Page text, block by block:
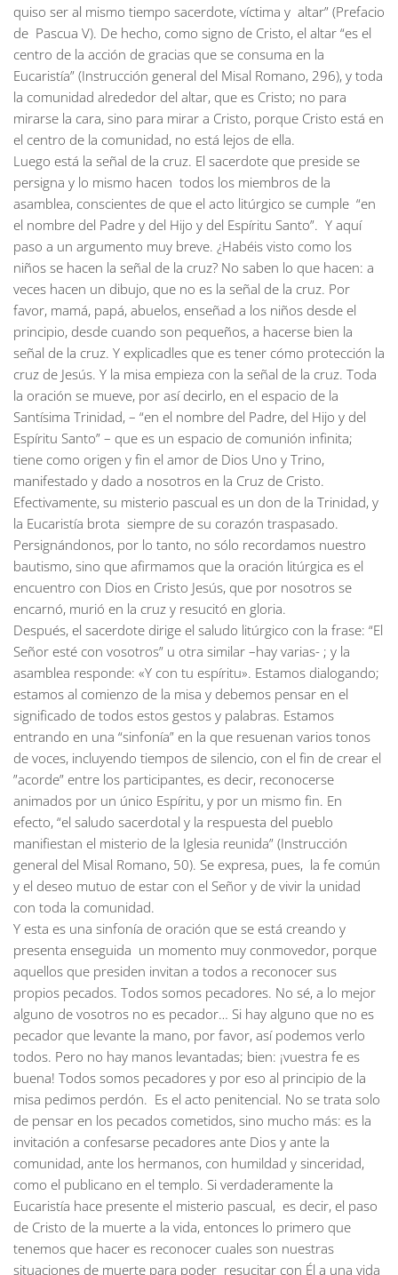
quiso ser al mismo tiempo sacerdote, víctima y altar” (Prefacio
de Pascua V). De hecho, como signo de Cristo, el altar “es el
centro de la acción de gracias que se consuma en la
Eucaristía” (Instrucción general del Misal Romano, 296), y toda
la comunidad alrededor del altar, que es Cristo; no para
mirarse la cara, sino para mirar a Cristo, porque Cristo está en
el centro de la comunidad, no está lejos de ella.
Luego está la señal de la cruz. El sacerdote que preside se
persigna y lo mismo hacen todos los miembros de la
asamblea, conscientes de que el acto litúrgico se cumple “en
el nombre del Padre y del Hijo y del Espíritu Santo”. Y aquí
paso a un argumento muy breve. ¿Habéis visto como los
niños se hacen la señal de la cruz? No saben lo que hacen: a
veces hacen un dibujo, que no es la señal de la cruz. Por
favor, mamá, papá, abuelos, enseñad a los niños desde el
principio, desde cuando son pequeños, a hacerse bien la
señal de la cruz. Y explicadles que es tener cómo protección la
cruz de Jesús. Y la misa empieza con la señal de la cruz. Toda
la oración se mueve, por así decirlo, en el espacio de la
Santísima Trinidad, – “en el nombre del Padre, del Hijo y del
Espíritu Santo” – que es un espacio de comunión infinita;
tiene como origen y fin el amor de Dios Uno y Trino,
manifestado y dado a nosotros en la Cruz de Cristo.
Efectivamente, su misterio pascual es un don de la Trinidad, y
la Eucaristía brota siempre de su corazón traspasado.
Persignándonos, por lo tanto, no sólo recordamos nuestro
bautismo, sino que afirmamos que la oración litúrgica es el
encuentro con Dios en Cristo Jesús, que por nosotros se
encarnó, murió en la cruz y resucitó en gloria.
Después, el sacerdote dirige el saludo litúrgico con la frase: “El
Señor esté con vosotros” u otra similar –hay varias- ; y la
asamblea responde: «Y con tu espíritu». Estamos dialogando;
estamos al comienzo de la misa y debemos pensar en el
significado de todos estos gestos y palabras. Estamos
entrando en una “sinfonía” en la que resuenan varios tonos
de voces, incluyendo tiempos de silencio, con el fin de crear el
”acorde” entre los participantes, es decir, reconocerse
animados por un único Espíritu, y por un mismo fin. En
efecto, “el saludo sacerdotal y la respuesta del pueblo
manifiestan el misterio de la Iglesia reunida” (Instrucción
general del Misal Romano, 50). Se expresa, pues, la fe común
y el deseo mutuo de estar con el Señor y de vivir la unidad
con toda la comunidad.
Y esta es una sinfonía de oración que se está creando y
presenta enseguida un momento muy conmovedor, porque
aquellos que presiden invitan a todos a reconocer sus
propios pecados. Todos somos pecadores. No sé, a lo mejor
alguno de vosotros no es pecador… Si hay alguno que no es
pecador que levante la mano, por favor, así podemos verlo
todos. Pero no hay manos levantadas; bien: ¡vuestra fe es
buena! Todos somos pecadores y por eso al principio de la
misa pedimos perdón. Es el acto penitencial. No se trata solo
de pensar en los pecados cometidos, sino mucho más: es la
invitación a confesarse pecadores ante Dios y ante la
comunidad, ante los hermanos, con humildad y sinceridad,
como el publicano en el templo. Si verdaderamente la
Eucaristía hace presente el misterio pascual, es decir, el paso
de Cristo de la muerte a la vida, entonces lo primero que
tenemos que hacer es reconocer cuales son nuestras
situaciones de muerte para poder resucitar con Él a una vida